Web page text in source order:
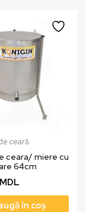
ceară
ceara/ miere cu
64cm
MDL
în coș